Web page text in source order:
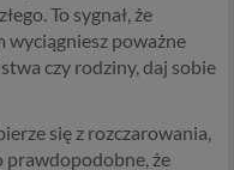
To sygnał, że
wyciągniesz poważne
czy rodziny, daj sobie
się z rozczarowania,
prawdopodobne, że